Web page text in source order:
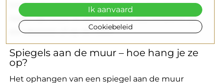
interieurs werkt het ook goed om een spiegel
tegen de muur te laten leunen, bijvoorbeeld op
een dressoir of op de vloer.
Spiegels aan de muur – hoe hang je ze
op?
Het ophangen van een spiegel aan de muur
Cookiebeleid
Ik aanvaard